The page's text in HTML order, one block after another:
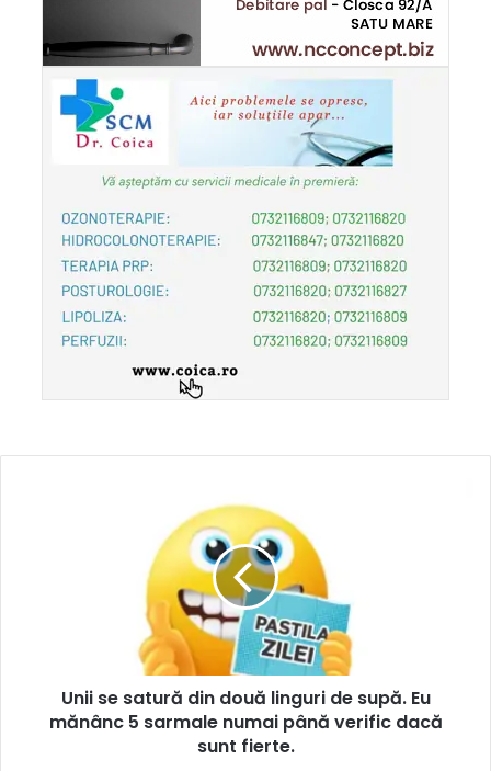
Unii se satură din două linguri de supă. Eu
mănânc 5 sarmale numai până verific dacă
sunt fierte.